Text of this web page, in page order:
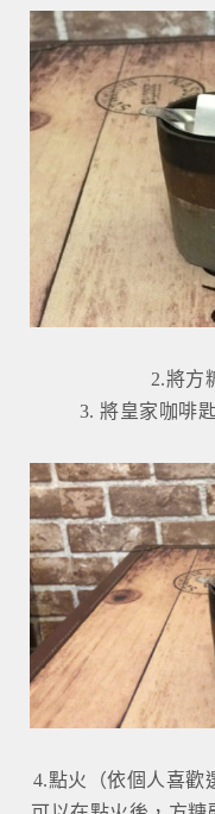
2.將方
3. 將皇家咖啡
4.點火（依個人喜歡